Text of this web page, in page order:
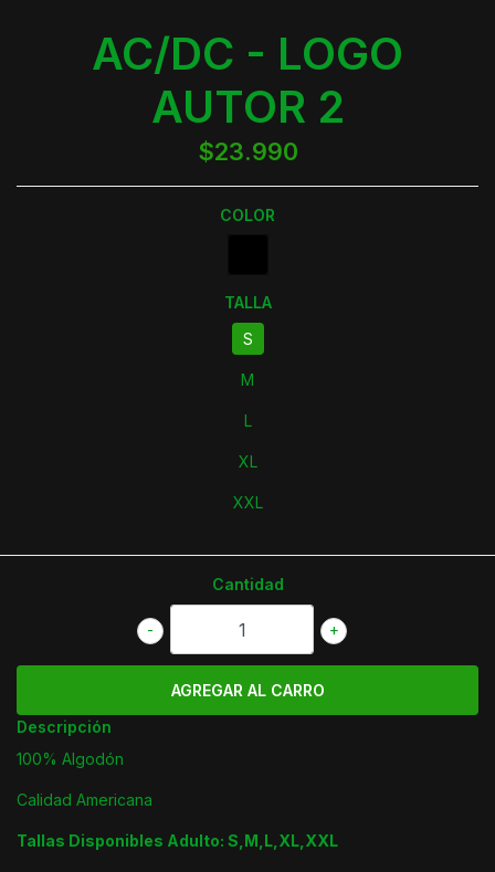
AC/DC - LOGO
AUTOR 2
$23.990
COLOR
TALLA
S
M
L
XL
XXL
Cantidad
+
-
Descripción
100% Algodón
Calidad Americana
Tallas Disponibles Adulto: S,M,L,XL,XXL